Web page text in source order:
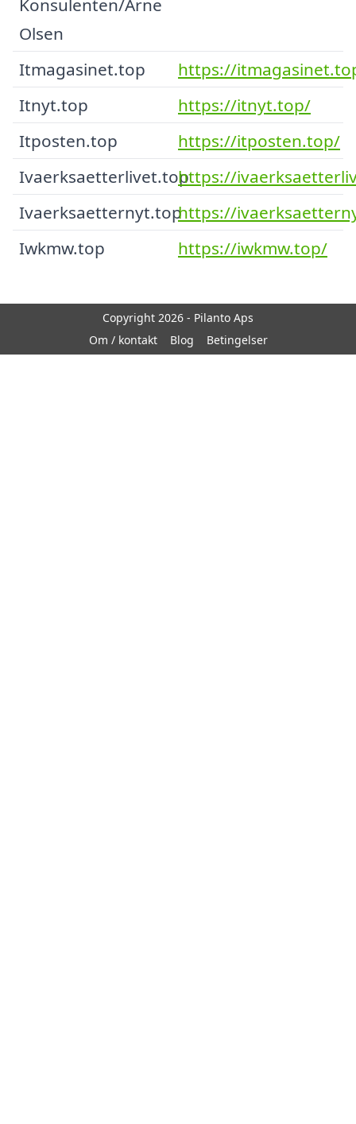
Konsulenten/Arne
Olsen
Itmagasinet.top
https://
Itnyt.top
https://itnyt.top/
Itposten.top
https://itposten.top/
Ivaerksaetterlivet.tophttps://
Ivaerksaetternyt.tophttps://
Iwkmw.top
https://iwkmw.top/
Copyright 2026 - Pilanto Aps
Om / kontakt
Blog Betingelser